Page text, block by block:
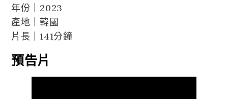
年份｜2023
產地｜韓國
片長｜141分鐘
預告片